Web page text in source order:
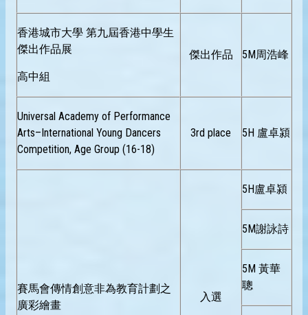
香港城市大學 第九屆香港中學生
傑出作品展
高中組
傑出作品 5M周浩峰
Universal Academy of Performance
Arts–International Young Dancers
Competition, Age Group (16-18)
3rd place 5H 盧卓潁
賽馬會傳情創意非為教育計劃之
廣彩繪畫
入選
5H盧卓潁
5M謝詠詩
5M 黃華
聰